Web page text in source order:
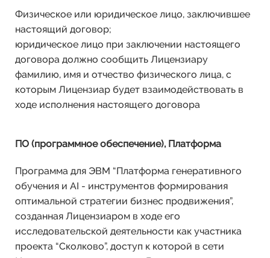
Физическое или юридическое лицо, заключившее
настоящий договор;
юридическое лицо при заключении настоящего
договора должно сообщить Лицензиару
фамилию, имя и отчество физического лица, с
которым Лицензиар будет взаимодействовать в
ходе исполнения настоящего договора
ПО (программное обеспечение), Платформа
Программа для ЭВМ “Платформа генеративного
обучения и AI - инструментов формирования
оптимальной стратегии бизнес продвижения”,
созданная Лицензиаром в ходе его
исследовательской деятельности как участника
проекта “Сколково”, доступ к которой в сети